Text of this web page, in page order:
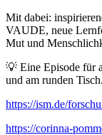
Mit dabei:
VAUDE, neue
Mut und
💡 Eine Episode für
und am runden Tisch.
https://ism.de/
https://corinna-